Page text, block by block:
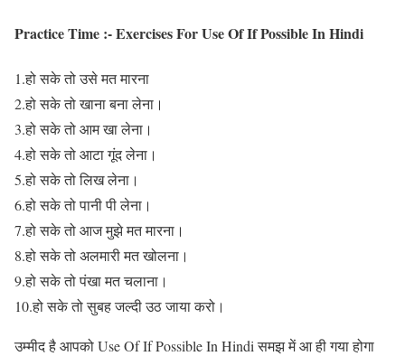
Practice Time :- Exercises For Use Of If Possible In Hindi
1.हो सके तो उसे मत मारना
2.हो सके तो खाना बना लेना।
3.हो सके तो आम खा लेना।
4.हो सके तो आटा गूंद लेना।
5.हो सके तो लिख लेना।
6.हो सके तो पानी पी लेना।
7.हो सके तो आज मुझे मत मारना।
8.हो सके तो अलमारी मत खोलना।
9.हो सके तो पंखा मत चलाना।
10.हो सके तो सुबह जल्दी उठ जाया करो।
उम्मीद है आपको Use Of If Possible In Hindi समझ में आ ही गया होगा